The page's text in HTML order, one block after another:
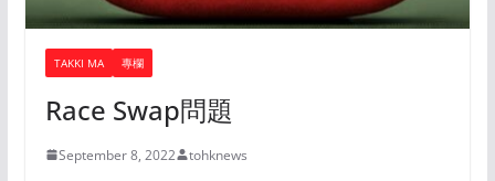
TAKKI MA 專欄
Race Swap問題
September 8, 2022 tohknews